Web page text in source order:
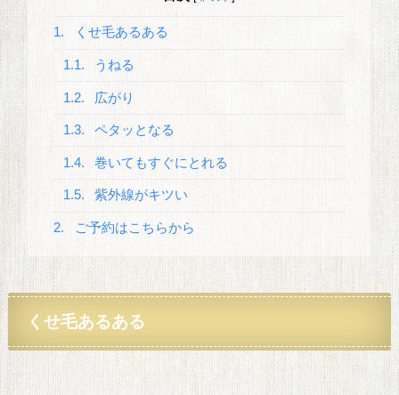
1. くせ毛あるある
1.1. うねる
1.2. 広がり
1.3. ペタッとなる
1.4. 巻いてもすぐにとれる
1.5. 紫外線がキツい
2. ご予約はこちらから
くせ毛あるある